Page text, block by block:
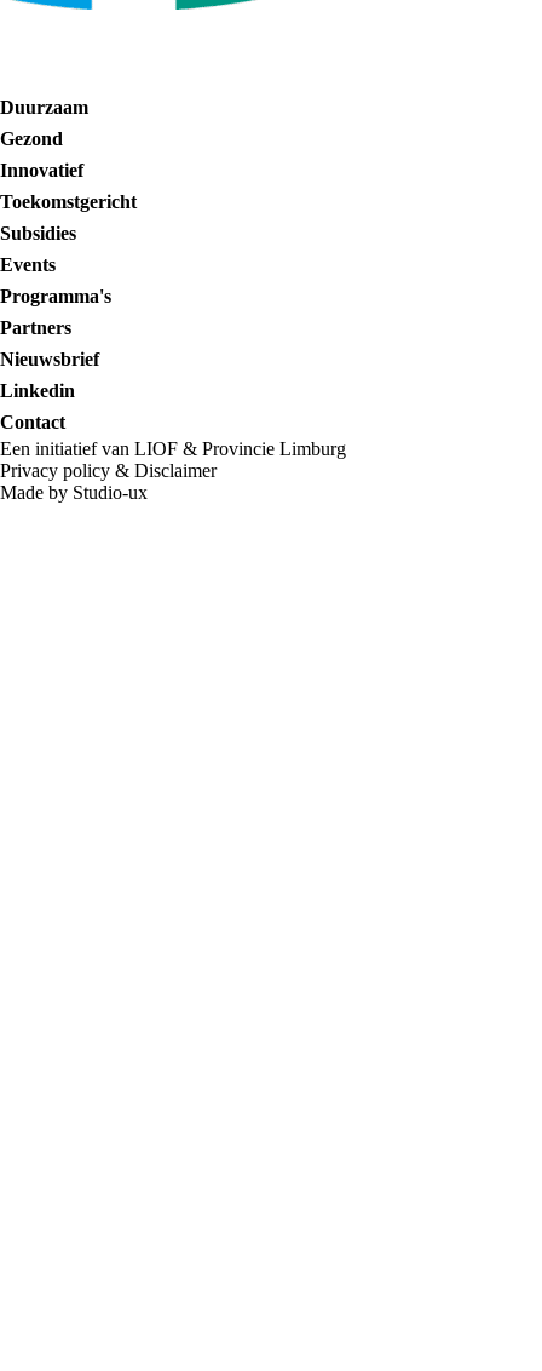
Duurzaam
Gezond
Innovatief
Toekomstgericht
Subsidies
Events
Programma's
Partners
Nieuwsbrief
Linkedin
Contact
Een initiatief van LIOF & Provincie Limburg
Privacy policy & Disclaimer
Made by Studio-ux